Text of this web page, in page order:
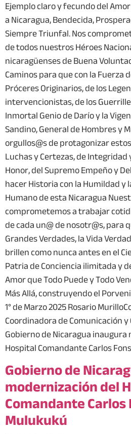
Ejemplo claro y fecundo del
a Nicaragua, Bendecida,
Siempre Triunfal. Nos
de todos nuestros Héroes
nicaragüenses de Buena
Caminos para que con la Fuerza
Próceres Originarios, de los
intervencionistas, de los
Inmortal Genio de Darío y la
Sandino, General de Hombres y
orgullos@s de protagonizar
Luchas y Certezas, de
Honor, del Supremo Empeño y
hacer Historia con la Humildad y
Humano de esta Nicaragua
comprometemos a trabajar
de cada un@ de nosotr@s, para
Grandes Verdades, la Vida
brillen como nunca antes en el
Patria de Conciencia ilimitada y
Amor que Todo Puede y Todo
Más Allá, construyendo el
1° de Marzo 2025 Rosario
Coordinadora de Comunicación
Gobierno de Nicaragua
Hospital Comandante Carlos
Gobierno de
modernización del
Comandante Carlos
Mulukukú